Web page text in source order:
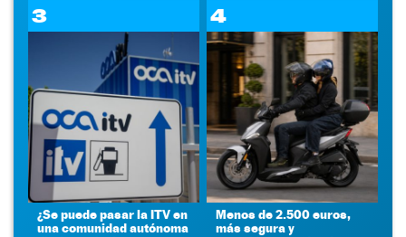
3
¿Se puede pasar la ITV en
una comunidad autónoma
4
Menos de 2.500 euros,
más segura y